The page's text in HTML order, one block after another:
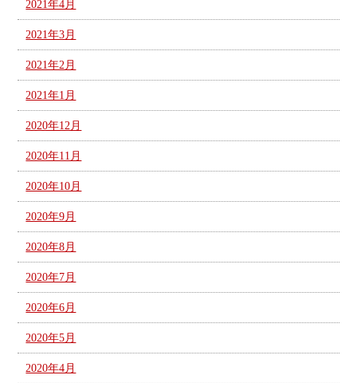
2021年4月
2021年3月
2021年2月
2021年1月
2020年12月
2020年11月
2020年10月
2020年9月
2020年8月
2020年7月
2020年6月
2020年5月
2020年4月